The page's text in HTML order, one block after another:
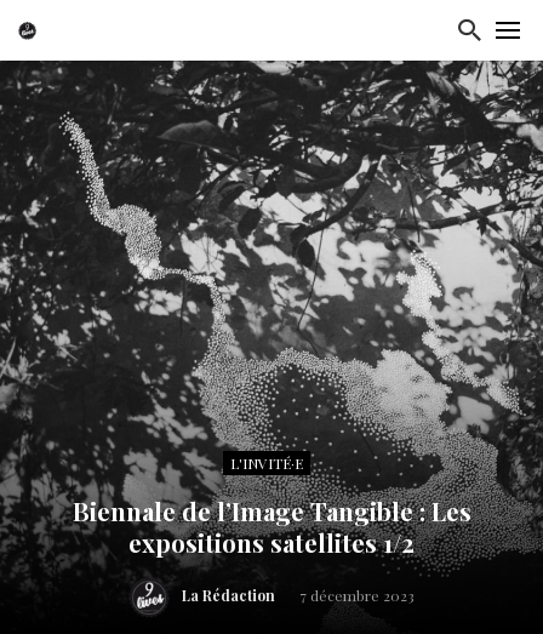
L'INVITÉ·E
Biennale de l’Image Tangible : Les
expositions satellites 1/2
La Rédaction 7 décembre 2023